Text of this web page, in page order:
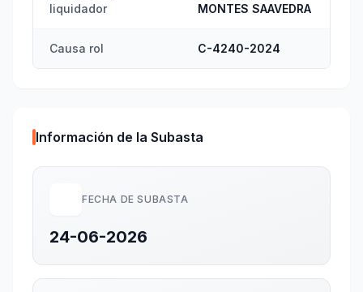
liquidador
MONTES SAAVEDRA
Causa rol C-4240-2024
Información de la Subasta
FECHA DE SUBASTA
24-06-2026